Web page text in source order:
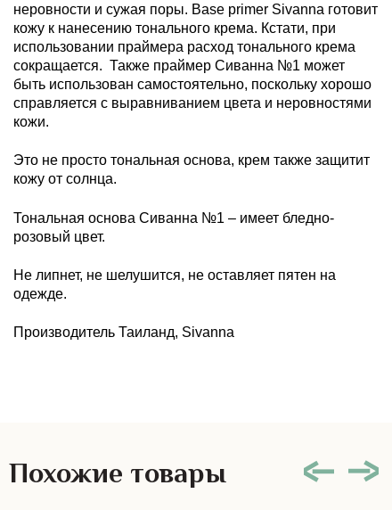
неровности и сужая поры. Base primer Sivanna готовит
кожу к нанесению тонального крема. Кстати, при
использовании праймера расход тонального крема
сокращается. Также праймер Сиванна №1 может
быть использован самостоятельно, поскольку хорошо
справляется с выравниванием цвета и неровностями
кожи.
Это не просто тональная основа, крем также защитит
кожу от солнца.
Тональная основа Сиванна №1 – имеет бледно-
розовый цвет.
Не липнет, не шелушится, не оставляет пятен на
одежде.
Производитель Таиланд, Sivanna
Похожие товары